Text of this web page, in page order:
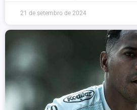
21 de setembro de 2024